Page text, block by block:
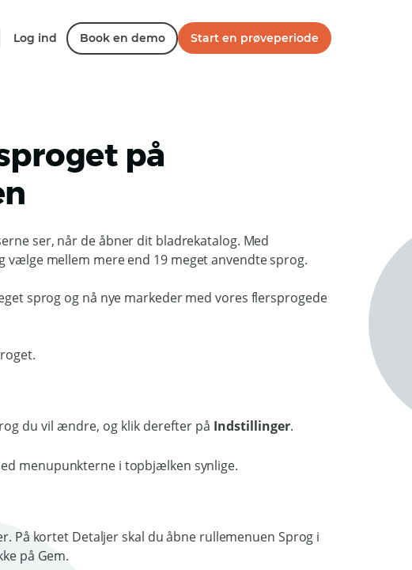
Log ind Book en demo Start en prøveperiode
på
ser, når de åbner dit bladrekatalog. Med
mellem mere end 19 meget anvendte sprog.
sprog og nå nye markeder med vores flersprogede
du vil ændre, og klik derefter på Indstillinger.
På kortet Detaljer skal du åbne rullemenuen Sprog i
på Gem.